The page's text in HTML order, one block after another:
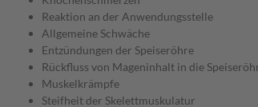
Reaktion an der Anwendungsstelle
Allgemeine Schwäche
Entzündungen der Speiseröhre
Rückfluss von Mageninhalt in die
Muskelkrämpfe
Steifheit der Skelettmuskulatur